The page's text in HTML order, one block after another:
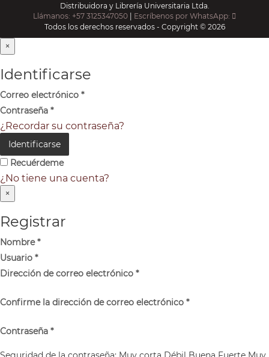
Distribuidora y Librería Universitaria Ltda.
Llámanos: +57 3125347050 | Escríbenos por WhatsApp:
Todos los derechos reservados - Copyright © 2026
×
Identificarse
Correo electrónico *
Contraseña *
¿Recordar su contraseña?
Identificarse
Recuérdeme
¿No tiene una cuenta?
×
Registrar
Nombre*
Usuario *
Dirección de correo electrónico *
Confirme la dirección de correo electrónico *
Contraseña *